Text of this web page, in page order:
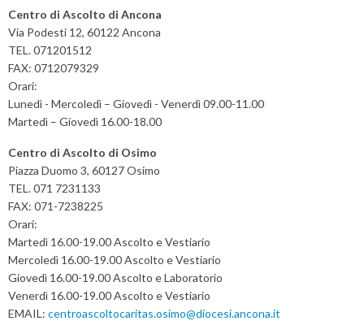
a
t
i
o
n
Centro di Ascolto di Ancona
Via Podesti 12, 60122 Ancona
TEL. 071201512
FAX: 0712079329
Orari:
Lunedì - Mercoledì – Giovedì - Venerdì 09.00-11.00
Martedì – Giovedì 16.00-18.00
Centro di Ascolto di Osimo
Piazza Duomo 3, 60127 Osimo
TEL. 071 7231133
FAX: 071-7238225
Orari:
Martedì 16.00-19.00 Ascolto e Vestiario
Mercoledì 16.00-19.00 Ascolto e Vestiario
Giovedì 16.00-19.00 Ascolto e Laboratorio
Venerdì 16.00-19.00 Ascolto e Vestiario
EMAIL: centroascoltocaritas.osimo@diocesi.ancona.it